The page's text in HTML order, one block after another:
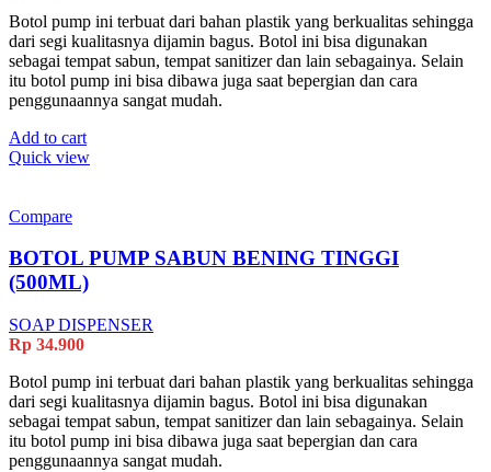
Botol pump ini terbuat dari bahan plastik yang berkualitas sehingga
dari segi kualitasnya dijamin bagus. Botol ini bisa digunakan
sebagai tempat sabun, tempat sanitizer dan lain sebagainya. Selain
itu botol pump ini bisa dibawa juga saat bepergian dan cara
penggunaannya sangat mudah.
Add to cart
Quick view
Compare
BOTOL PUMP SABUN BENING TINGGI
(500ML)
SOAP DISPENSER
Rp 34.900
Botol pump ini terbuat dari bahan plastik yang berkualitas sehingga
dari segi kualitasnya dijamin bagus. Botol ini bisa digunakan
sebagai tempat sabun, tempat sanitizer dan lain sebagainya. Selain
itu botol pump ini bisa dibawa juga saat bepergian dan cara
penggunaannya sangat mudah.